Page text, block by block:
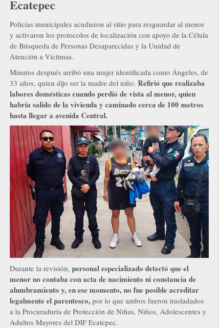
Ecatepec
Policías municipales acudieron al sitio para resguardar al menor
y activaron los protocolos de localización con apoyo de la Célula
de Búsqueda de Personas Desaparecidas y la Unidad de
Atención a Víctimas.
Minutos después arribó una mujer identificada como Ángeles, de
33 años, quien dijo ser la madre del niño. Refirió que realizaba
labores domésticas cuando perdió de vista al menor, quien
habría salido de la vivienda y caminado cerca de 100 metros
hasta llegar a avenida Central.
Durante la revisión, personal especializado detectó que el
menor no contaba con acta de nacimiento ni constancia de
alumbramiento y, en ese momento, no fue posible acreditar
legalmente el parentesco, por lo que ambos fueron trasladados
a la Procuraduría de Protección de Niñas, Niños, Adolescentes y
Adultos Mayores del DIF Ecatepec.